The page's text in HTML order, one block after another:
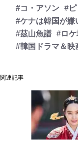
#コ・アソン #ピ
#ケナは韓国が嫌
#茲山魚譜 #ロケ
#韓国ドラマ＆映
関連記事